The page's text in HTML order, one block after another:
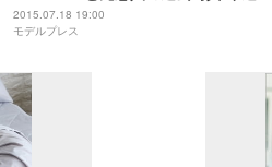
番読まれたニュースは？【総合
TOP10】＜7/11～7/17＞
2015.07.18 19:00
モデルプレス